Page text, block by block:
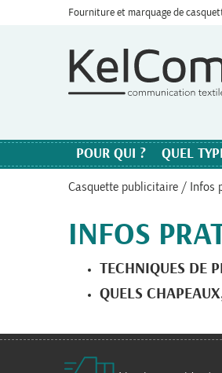
Fourniture et marquage de
POUR QUI ? QUEL
Casquette publicitaire / Infos
INFOS
TECHNIQUES DE
QUELS